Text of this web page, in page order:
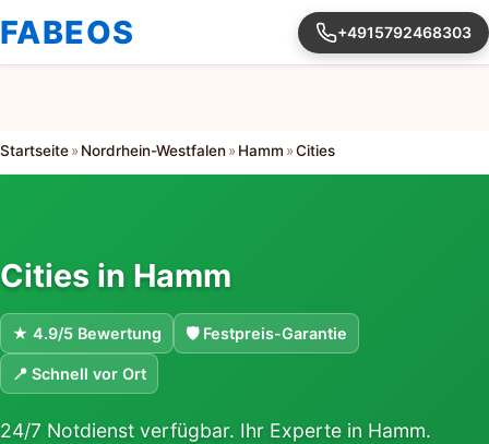
FABEOS +4915792468303
Startseite» Nordrhein-Westfalen» Hamm »Cities
Cities in Hamm
★ 4.9/5 Bewertung 🛡 Festpreis-Garantie
📍 Schnell vor Ort
24/7 Notdienst verfügbar. Ihr Experte in Hamm.